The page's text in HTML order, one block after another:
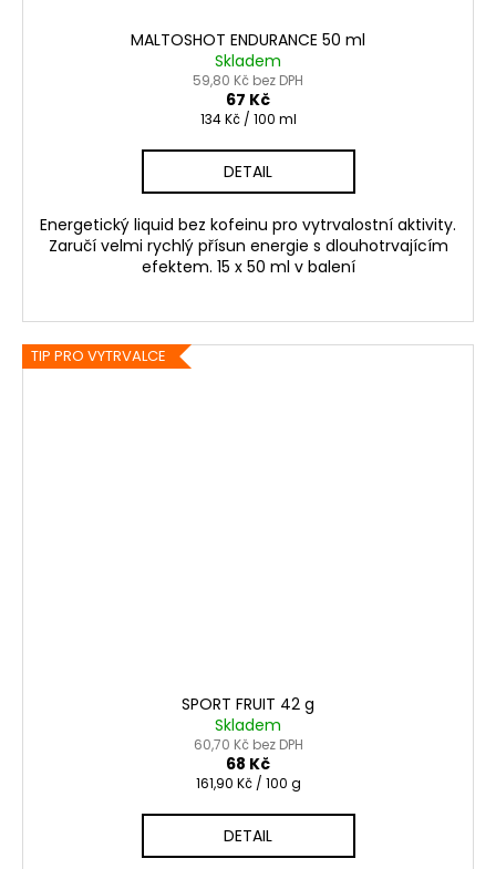
MALTOSHOT ENDURANCE 50 ml
Skladem
59,80 Kč bez DPH
67 Kč
Měrná
134 Kč / 100 ml
DETAIL
Energetický liquid bez kofeinu pro vytrvalostní aktivity.
Zaručí velmi rychlý přísun energie s dlouhotrvajícím
efektem. 15 x 50 ml v balení
TIP PRO VYTRVALCE
SPORT FRUIT 42 g
Skladem
60,70 Kč bez DPH
68 Kč
Měrná
161,90 Kč / 100 g
DETAIL